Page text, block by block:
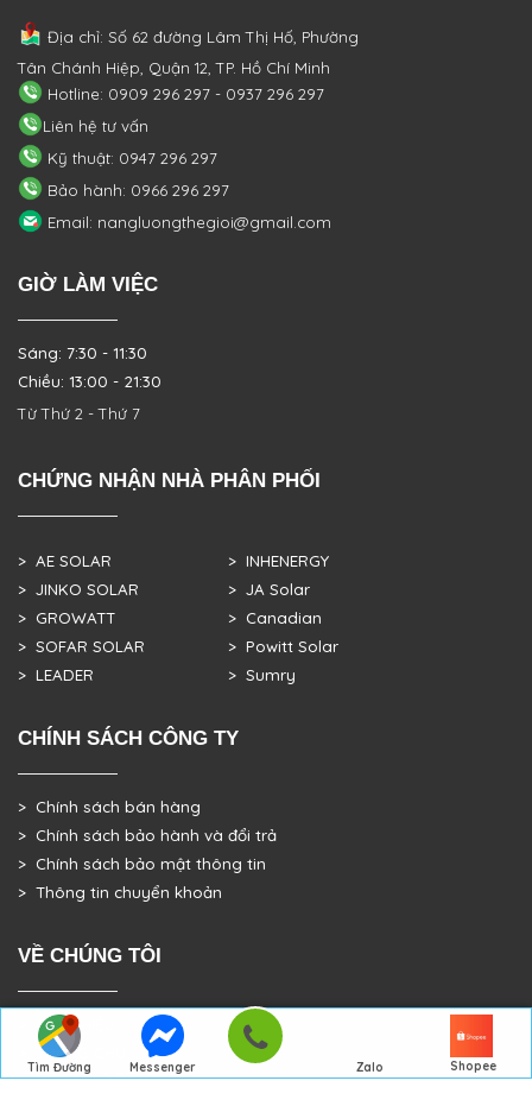
Tìm Đường
Messenger
Zalo Shopee
Địa chỉ: Số 62 đường Lâm Thị Hố, Phường
Tân Chánh Hiệp, Quận 12, TP. Hồ Chí Minh
Hotline: 0909 296 297 - 0937 296 297
Liên hệ tư vấn
Kỹ thuật: 0947 296 297
Bảo hành: 0966 296 297
Email: nangluongthegioi@gmail.com
GIỜ LÀM VIỆC
Sáng: 7:30 - 11:30
Chiều: 13:00 - 21:30
Từ Thứ 2 - Thứ 7
CHỨNG NHẬN NHÀ PHÂN PHỐI
> AE SOLAR
> JINKO SOLAR
> GROWATT
> SOFAR SOLAR
> LEADER
> INHENERGY
> JA Solar
> Canadian
> Powitt Solar
> Sumry
CHÍNH SÁCH CÔNG TY
> Chính sách bán hàng
> Chính sách bảo hành và đổi trả
> Chính sách bảo mật thông tin
> Thông tin chuyển khoản
VỀ CHÚNG TÔI
> GIỚI THIỆU
> TRANG CHỦ
> DỰ ÁN THỰC TẾ